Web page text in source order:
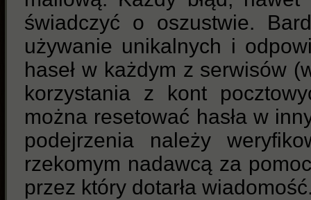
świadczyć o oszustwie.
używanie unikalnych i
haseł w każdym z serwisów
korzystania z kont
można resetować hasła w
podejrzenia należy
rzekomym nadawcą za
przez który dotarła